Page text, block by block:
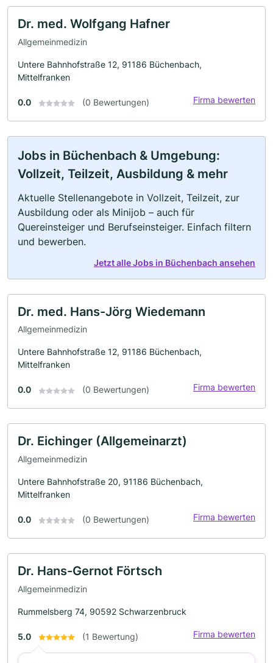
Dr. med. Wolfgang Hafner
Allgemeinmedizin
Untere Bahnhofstraße 12, 91186 Büchenbach,
Mittelfranken
0.0 (0 Bewertungen) Firma bewerten
Jobs in Büchenbach & Umgebung:
Vollzeit, Teilzeit, Ausbildung & mehr
Aktuelle Stellenangebote in Vollzeit, Teilzeit, zur
Ausbildung oder als Minijob – auch für
Quereinsteiger und Berufseinsteiger. Einfach filtern
und bewerben.
Jetzt alle Jobs in Büchenbach ansehen
Dr. med. Hans-Jörg Wiedemann
Allgemeinmedizin
Untere Bahnhofstraße 12, 91186 Büchenbach,
Mittelfranken
0.0 (0 Bewertungen) Firma bewerten
Dr. Eichinger (Allgemeinarzt)
Allgemeinmedizin
Untere Bahnhofstraße 20, 91186 Büchenbach,
Mittelfranken
0.0 (0 Bewertungen) Firma bewerten
Dr. Hans-Gernot Förtsch
Allgemeinmedizin
Rummelsberg 74, 90592 Schwarzenbruck
5.0 (1 Bewertung) Firma bewerten